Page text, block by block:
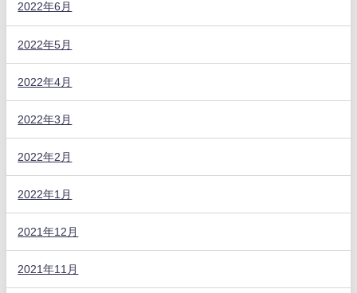
2022年6月
2022年5月
2022年4月
2022年3月
2022年2月
2022年1月
2021年12月
2021年11月